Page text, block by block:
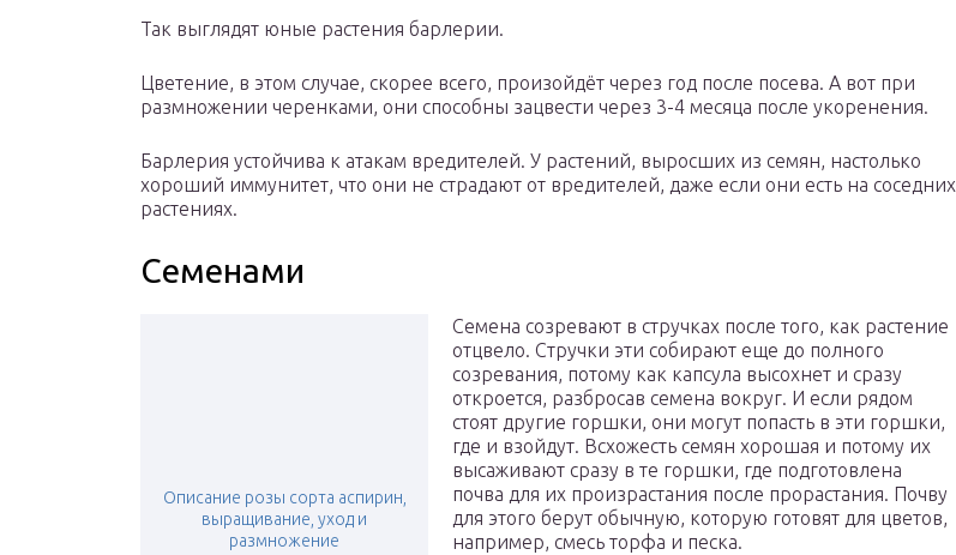
Так выглядят юные растения барлерии.
Цветение, в этом случае, скорее всего, произойдёт через год после посева. А вот при
размножении черенками, они способны зацвести через 3-4 месяца после укоренения.
Барлерия устойчива к атакам вредителей. У растений, выросших из семян, настолько
хороший иммунитет, что они не страдают от вредителей, даже если они есть на соседних
растениях.
Семенами
Описание розы сорта аспирин,
выращивание, уход и
размножение
Семена созревают в стручках после того, как растение
отцвело. Стручки эти собирают еще до полного
созревания, потому как капсула высохнет и сразу
откроется, разбросав семена вокруг. И если рядом
стоят другие горшки, они могут попасть в эти горшки,
где и взойдут. Всхожесть семян хорошая и потому их
высаживают сразу в те горшки, где подготовлена
почва для их произрастания после прорастания. Почву
для этого берут обычную, которую готовят для цветов,
например, смесь торфа и песка.